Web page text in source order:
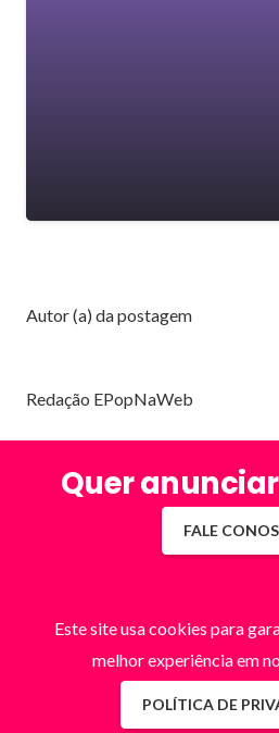
Autor (a) da postagem
Redação EPopNaWeb
Quer anunciar
FALE
Este site usa cookies para
melhor experiência em
POLÍTICA DE